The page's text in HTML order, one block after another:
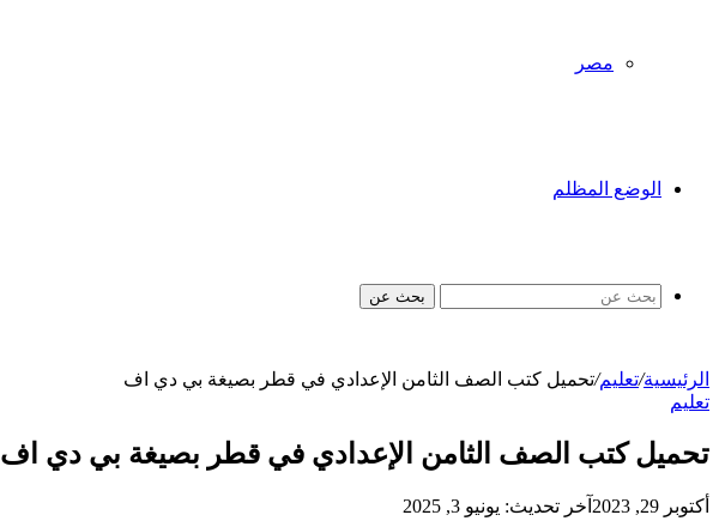
مصر
الوضع المظلم
بحث عن
الرئيسية/تعليم/تحميل كتب الصف الثامن الإعدادي في قطر بصيغة بي دي اف
تعليم
تحميل كتب الصف الثامن الإعدادي في قطر بصيغة بي دي اف
أكتوبر 29, 2023 آخر تحديث: يونيو 3, 2025